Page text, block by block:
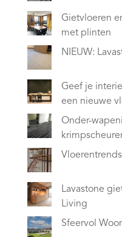
Gietvloeren
met plinten
NIEUW:
Geef je
een nieuwe
Onder-
Lavastone
Living
Sfeervol